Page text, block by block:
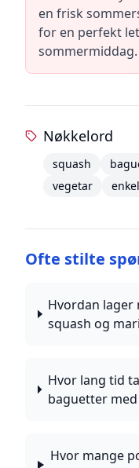
en frisk
for en perfekt
sommermiddag.
Nøkkelord
squash
vegetar
enkel
Ofte stilte
Hvordan lager
squash og
Hvor lang tid
baguetter
Hvor mange